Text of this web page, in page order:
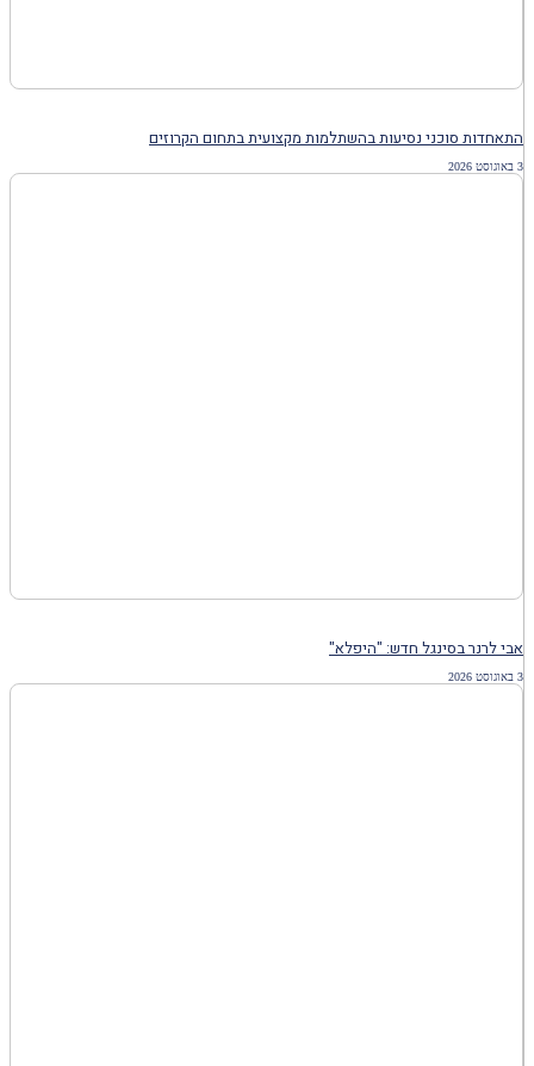
התאחדות סוכני נסיעות בהשתלמות מקצועית בתחום הקרוזים
3 באוגוסט 2026
אבי לרנר בסינגל חדש: "היפלא"
3 באוגוסט 2026